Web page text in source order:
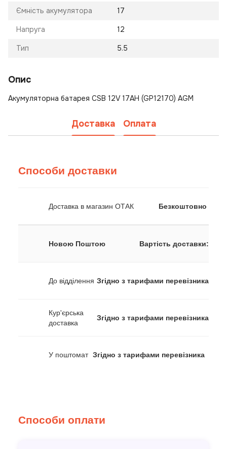
Ємність акумулятора 17
Напруга 12
Тип 5.5
Опис
Акумуляторна батарея CSB 12V 17AH (GP12170) AGM
Доставка Оплата
Способи доставки
Доставка в магазин ОТАК Безкоштовно
Новою Поштою Вартість доставки:
До відділення Згідно з тарифами перевізника
Кур'єрська
доставка
Згідно з тарифами перевізника
У поштомат Згідно з тарифами перевізника
Способи оплати